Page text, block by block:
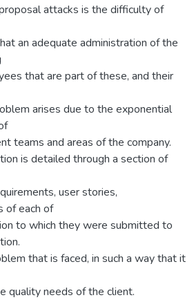
attacks is the difficulty of
an adequate administration of the
that are part of these, and their
arises due to the exponential
teams and areas of the company.
is detailed through a section of
user stories,
of each of
to which they were submitted to
that is faced, in such a way that it
quality needs of the client.